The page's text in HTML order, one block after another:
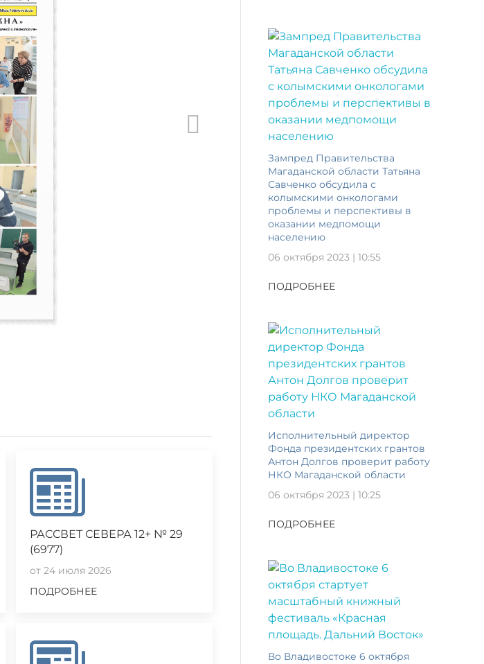
РАССВЕТ СЕВЕРА 12+ № 29
(6977)
от 24 июля 2026
ПОДРОБНЕЕ
Зампред Правительства
Магаданской области Татьяна
Савченко обсудила с
колымскими онкологами
проблемы и перспективы в
оказании медпомощи
населению
06 октября 2023 | 10:55
ПОДРОБНЕЕ
Исполнительный директор
Фонда президентских грантов
Антон Долгов проверит работу
НКО Магаданской области
06 октября 2023 | 10:25
ПОДРОБНЕЕ
Во Владивостоке 6 октября